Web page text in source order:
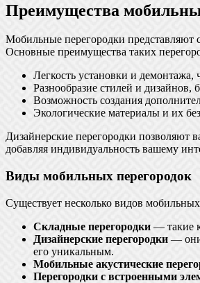
Преимущества
Мобильные перегородки представляют
Основные преимущества таких
Легкость установки и демонтажа,
Разнообразие стилей и дизайнов,
Возможность создания
Экологические материалы и их
Дизайнерские перегородки позволяют
добавляя индивидуальность вашему
Виды мобильных перегородок
Существует несколько видов
Складные перегородки— такие
Дизайнерские перегородки— они
его уникальным.
Мобильные акустические
Перегородки с встроенными